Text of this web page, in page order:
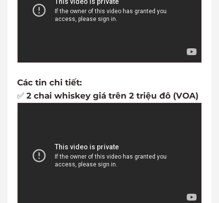
Các tin chi tiết:
✅ 2 chai whiskey giá trên 2 triệu đô (VOA)